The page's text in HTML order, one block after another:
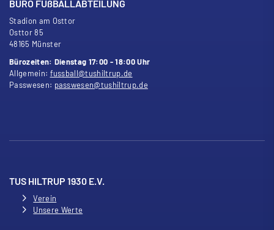
BÜRO FUßBALLABTEILUNG
Stadion am Osttor
Osttor 85
48165 Münster
Bürozeiten: Dienstag 17:00 - 18:00 Uhr
Allgemein: fussball@tushiltrup.de
Passwesen: passwesen@tushiltrup.de
TUS HILTRUP 1930 E.V.
Verein
Unsere Werte